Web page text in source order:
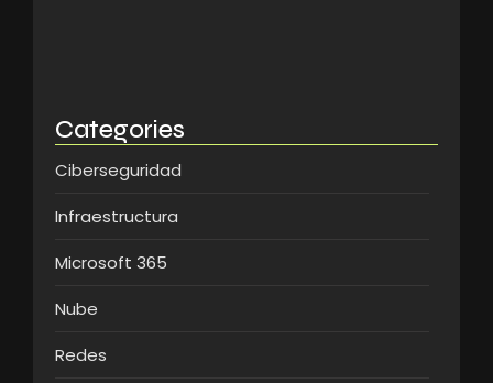
Categories
Ciberseguridad
Infraestructura
Microsoft 365
Nube
Redes